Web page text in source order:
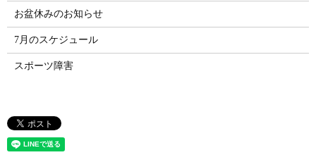
お盆休みのお知らせ
7月のスケジュール
スポーツ障害